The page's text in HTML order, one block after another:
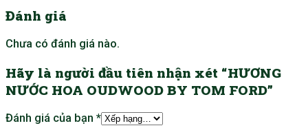
Đánh giá
Chưa có đánh giá nào.
Hãy là người đầu tiên nhận xét “HƯƠNG
NƯỚC HOA OUDWOOD BY TOM FORD”
Đánh giá của bạn *